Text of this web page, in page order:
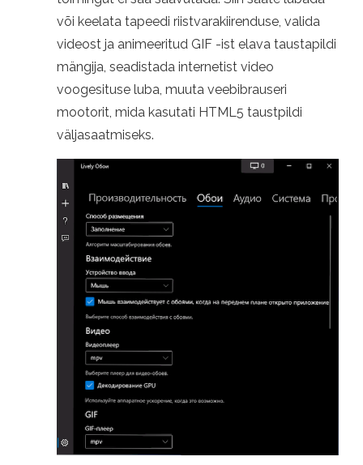
või keelata tapeedi riistvarakiirenduse, valida
videost ja animeeritud GIF -ist elava taustapildi
mängija, seadistada internetist video
voogesituse luba, muuta veebibrauseri
mootorit, mida kasutati HTML5 taustpildi
väljasaatmiseks.